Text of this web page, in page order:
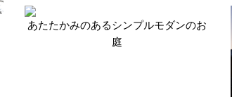
あたたかみのあるシンプルモダンのお
庭